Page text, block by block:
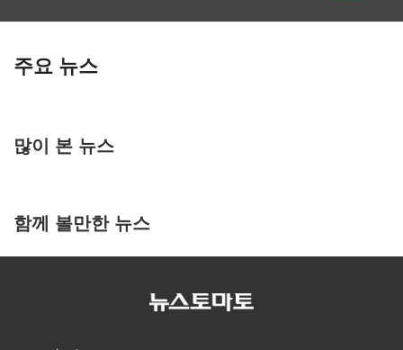
주요 뉴스
많이 본 뉴스
함께 볼만한 뉴스